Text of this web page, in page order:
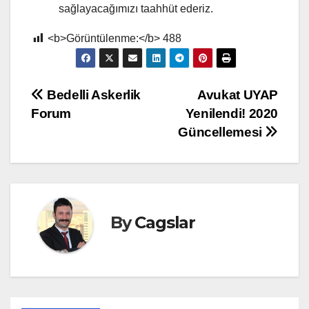
sağlayacağımızı taahhüt ederiz.
<b>Görüntülenme:</b> 488
Yazı
Avukat UYAP
Yenilendi! 2020
Güncellemesi
Bedelli Askerlik
Forum
ByCagslar